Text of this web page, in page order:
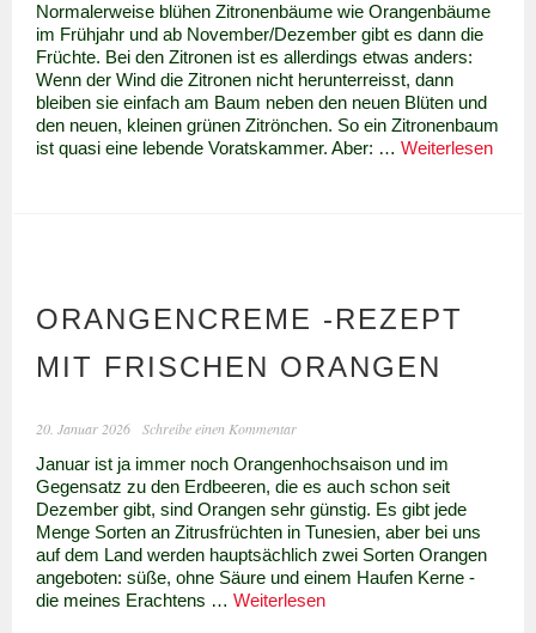
Normalerweise blühen Zitronenbäume wie Orangenbäume
im Frühjahr und ab November/Dezember gibt es dann die
Früchte. Bei den Zitronen ist es allerdings etwas anders:
Wenn der Wind die Zitronen nicht herunterreisst, dann
bleiben sie einfach am Baum neben den neuen Blüten und
den neuen, kleinen grünen Zitrönchen. So ein Zitronenbaum
ist quasi eine lebende Voratskammer. Aber: …Weiterlesen
ORANGENCREME -REZEPT
MIT FRISCHEN ORANGEN
20. Januar 2026 Schreibe einen Kommentar
Januar ist ja immer noch Orangenhochsaison und im
Gegensatz zu den Erdbeeren, die es auch schon seit
Dezember gibt, sind Orangen sehr günstig. Es gibt jede
Menge Sorten an Zitrusfrüchten in Tunesien, aber bei uns
auf dem Land werden hauptsächlich zwei Sorten Orangen
angeboten: süße, ohne Säure und einem Haufen Kerne -
die meines Erachtens …WeiterlesenOrangencreme